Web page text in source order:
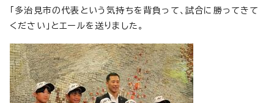
「多治見市の代表という気持ちを背負って、試合に勝ってきて
ください」とエールを送りました。